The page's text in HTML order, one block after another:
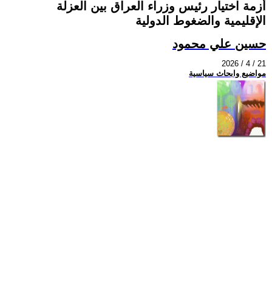
أزمة اختيار رئيس وزراء العراق بين العزلة
الإقليمية والضغوط الدولية
حسين علي محمود
2026 / 4 / 21
مواضيع وابحاث سياسية